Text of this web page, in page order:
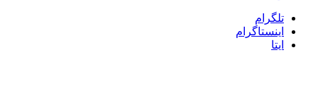
تلگرام
اینستاگرام
ایتا